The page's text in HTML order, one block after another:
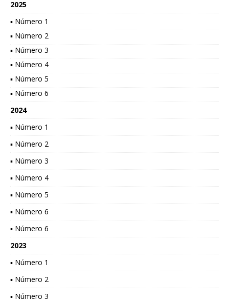
2025
▪ Número 1
▪ Número 2
▪ Número 3
▪ Número 4
▪ Número 5
▪ Número 6
2024
▪ Número 1
▪ Número 2
▪ Número 3
▪ Número 4
▪ Número 5
▪ Número 6
▪ Número 6
2023
▪ Número 1
▪ Número 2
▪ Número 3